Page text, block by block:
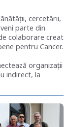
cercetării,
parte din
colaborare creat
pentru Cancer.
organizații
indirect, la